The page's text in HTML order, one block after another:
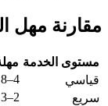
مقارنة مهل
مستوى الخدمة
قياسي
4–8 weeks
سريع
2–3 weeks